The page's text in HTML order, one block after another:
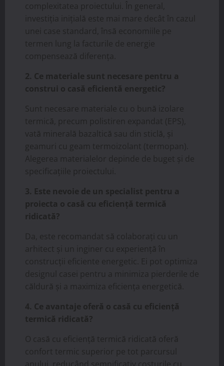
complexitatea proiectului. În general,
investiția inițială este mai mare decât în cazul
unei case standard, însă economiile pe
termen lung la facturile de energie
compensează diferența.
2. Ce materiale sunt necesare pentru a
construi o casă eficientă energetic?
Sunt necesare materiale cu o bună izolare
termică, precum polistiren expandat (EPS),
vată minerală bazaltică sau din sticlă, și
geamuri cu geam termoizolant (termopan).
Alegerea materialelor depinde de buget și de
specificațiile proiectului.
3. Este nevoie de un specialist pentru a
proiecta o casă cu eficiență termică
ridicată?
Da, este recomandat să colaborați cu un
arhitect și un inginer cu experiență în
construcții eficiente energetic. Ei pot optimiza
designul casei pentru a minimiza pierderile de
căldură și a maximiza eficiența energetică.
4. Ce avantaje oferă o casă cu eficiență
termică ridicată?
O casă cu eficiență termică ridicată oferă
confort termic superior pe tot parcursul